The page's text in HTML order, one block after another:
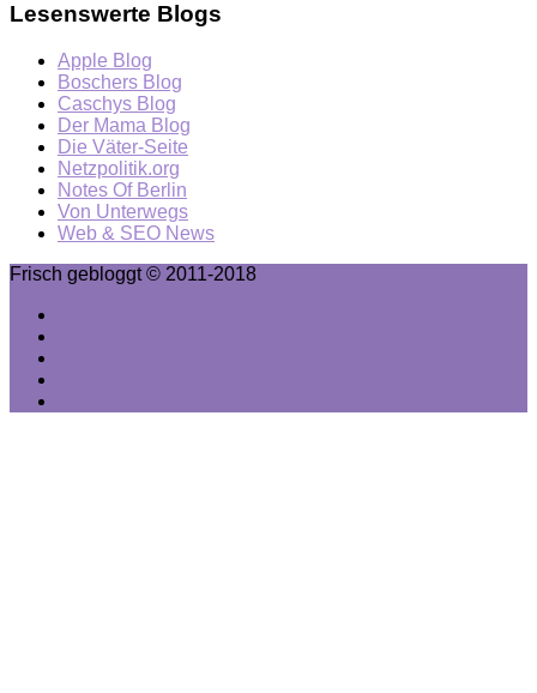
Lesenswerte Blogs
Apple Blog
Boschers Blog
Caschys Blog
Der Mama Blog
Die Väter-Seite
Netzpolitik.org
Notes Of Berlin
Von Unterwegs
Web & SEO News
Frisch gebloggt © 2011-2018